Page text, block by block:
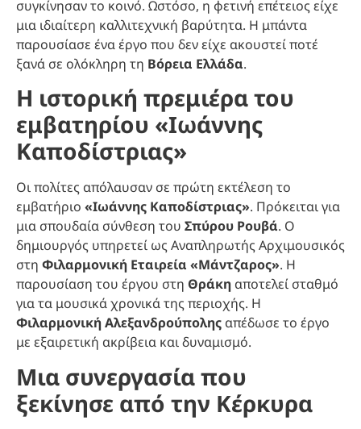
συγκίνησαν το κοινό. Ωστόσο, η φετινή επέτειος είχε
μια ιδιαίτερη καλλιτεχνική βαρύτητα. Η μπάντα
παρουσίασε ένα έργο που δεν είχε ακουστεί ποτέ
ξανά σε ολόκληρη τη Βόρεια Ελλάδα.
Η ιστορική πρεμιέρα του
εμβατηρίου «Ιωάννης
Καποδίστριας»
Οι πολίτες απόλαυσαν σε πρώτη εκτέλεση το
εμβατήριο «Ιωάννης Καποδίστριας». Πρόκειται για
μια σπουδαία σύνθεση του Σπύρου Ρουβά. Ο
δημιουργός υπηρετεί ως Αναπληρωτής Αρχιμουσικός
στη Φιλαρμονική Εταιρεία «Μάντζαρος». Η
παρουσίαση του έργου στη Θράκη αποτελεί σταθμό
για τα μουσικά χρονικά της περιοχής. Η
Φιλαρμονική Αλεξανδρούπολης απέδωσε το έργο
με εξαιρετική ακρίβεια και δυναμισμό.
Μια συνεργασία που
ξεκίνησε από την Κέρκυρα